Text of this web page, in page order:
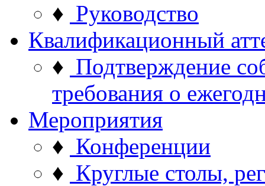
♦ Руководство
Квалификационный
♦ Подтверждение
требования о
Мероприятия
♦ Конференции
♦ Круглые столы,